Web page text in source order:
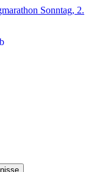
Sonntag, 2.